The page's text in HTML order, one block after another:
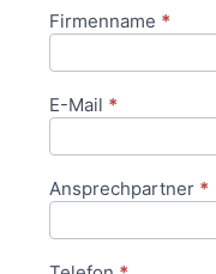
Anfrageformular
Firmenname *
E-Mail *
Ansprechpartner *